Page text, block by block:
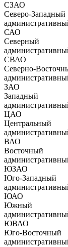
СЗАО
Северо-Западный
САО
Северный
СВАО
Северно-
ЗАО
Западный
ЦАО
Центральный
ВАО
Восточный
ЮЗАО
Юго-Западный
ЮАО
Южный
ЮВАО
Юго-Восточный